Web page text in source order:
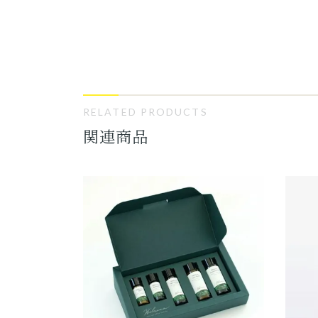
RELATED PRODUCTS
関連商品